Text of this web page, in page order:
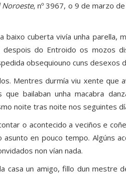
Noroeste, nº 3967, o 9 de marzo
baixo cuberta vivía unha parella,
despois do Entroido os mozos
obsequiouno cuns desexos
Mentres durmía viu xente que
que bailaban unha macabra
noite tras noite nos seguintes
o acontecido a veciños e
en pouco tempo. Algúns
non vían nada.
casa un amigo, fillo dun mestre